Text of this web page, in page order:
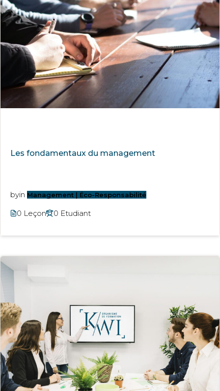
Les fondamentaux du management
byin Management | Éco-Responsabilité
0 Leçon 0 Etudiant